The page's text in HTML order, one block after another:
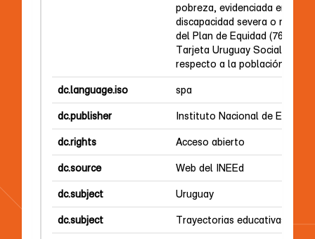
pobreza, evidenciada en los
discapacidad severa o muy
del Plan de Equidad (76,6%),
Tarjeta Uruguay Social
respecto a la población total.
dc.language.iso spa
dc.publisher Instituto Nacional de
dc.rights Acceso abierto
dc.source Web del INEEd
dc.subject Uruguay
dc.subject Trayectorias educativas